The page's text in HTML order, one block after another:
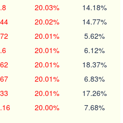
20.03% 14.18%
20.02% 14.77%
20.01% 5.62%
20.01% 6.12%
20.01% 18.37%
20.01% 6.83%
20.01% 17.26%
20.00% 7.68%